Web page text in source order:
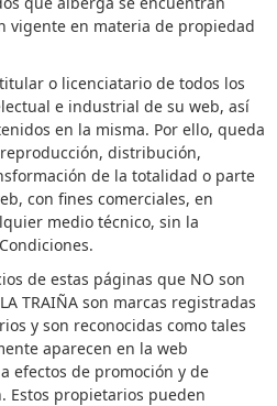
vigente en materia de propiedad
titular o licenciatario de todos los
e industrial de su web, así
en la misma. Por ello, queda
distribución,
de la totalidad o parte
con fines comerciales, en
medio técnico, sin la
de estas páginas que NO son
TRAIÑA son marcas registradas
y son reconocidas como tales
aparecen en la web
a efectos de promoción y de
Estos propietarios pueden